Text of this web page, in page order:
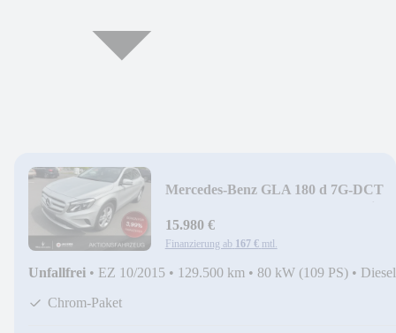
Mercedes-Benz GLA 180 d 7G-DCT
15.980 €
Finanzierung ab 167 € mtl.
Unfallfrei • EZ 10/2015 • 129.500 km • 80 kW (109 PS) • Diesel
Chrom-Paket